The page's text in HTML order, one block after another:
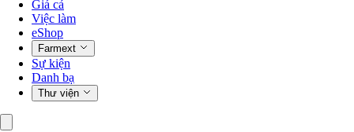
Giá cả
Việc làm
eShop
Farmext
Sự kiện
Danh bạ
Thư viện